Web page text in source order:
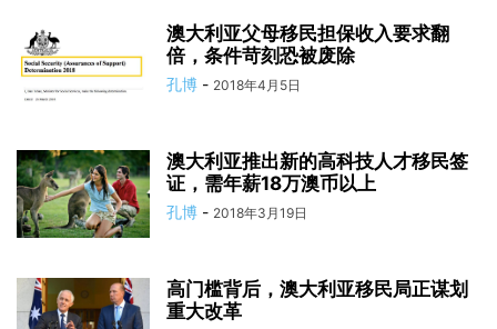
澳大利亚父母移民担保收入要求翻
倍，条件苛刻恐被废除
孔博 - 2018年4月5日
澳大利亚推出新的高科技人才移民签
证，需年薪18万澳币以上
孔博 - 2018年3月19日
高门槛背后，澳大利亚移民局正谋划
重大改革